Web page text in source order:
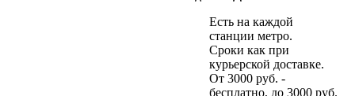
Есть на каждой
станции метро.
Сроки как при
курьерской доставке.
От 3000 руб. -
бесплатно, до 3000 руб.